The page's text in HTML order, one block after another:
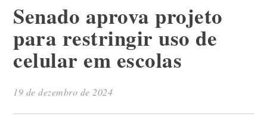
Senado aprova projeto
para restringir uso de
celular em escolas
19 de dezembro de 2024